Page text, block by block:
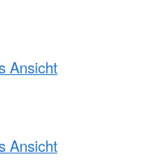
Ansicht
Ansicht